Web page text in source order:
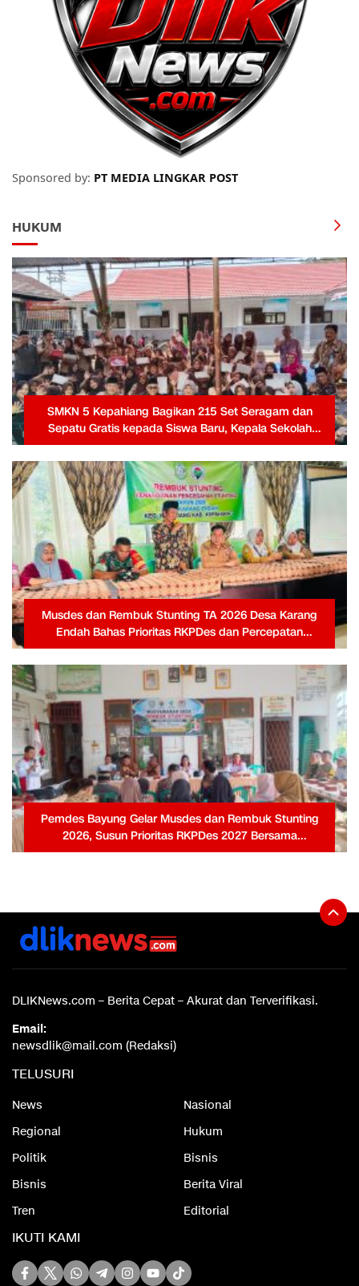
Sponsored by: PT MEDIA LINGKAR POST
HUKUM
SMKN 5 Kepahiang Bagikan 215 Set Seragam dan
Sepatu Gratis kepada Siswa Baru, Kepala Sekolah
Terima Penghargaan dari Pemprov Bengkulu
Musdes dan Rembuk Stunting TA 2026 Desa Karang
Endah Bahas Prioritas RKPDes dan Percepatan
Penanganan Stunting
Pemdes Bayung Gelar Musdes dan Rembuk Stunting
2026, Susun Prioritas RKPDes 2027 Bersama
Masyarakat
DLIKNews.com – Berita Cepat – Akurat dan Terverifikasi.
Email:
newsdlik@mail.com (Redaksi)
TELUSURI
News
Nasional
Regional
Hukum
Politik
Bisnis
Bisnis
Berita Viral
Tren
Editorial
IKUTI KAMI